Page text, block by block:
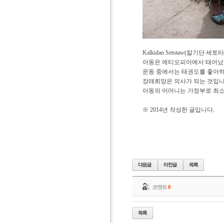
Kalkidan Setotaw(칼기단 세토
아동은 에티오피아에서 태어
운동 중에서는 태권도를 좋아
장래희망은 의사가 되는 것입
아동의 어머니는 가정부로 최
※ 2014년 작성한 글입니다.
코멘트 0